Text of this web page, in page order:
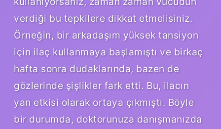
verdiği bu tepkilere dikkat etmelisiniz.
Örneğin, bir arkadaşım yüksek tansiyon
için ilaç kullanmaya başlamıştı ve birkaç
hafta sonra dudaklarında, bazen de
gözlerinde şişlikler fark etti. Bu, ilacın
yan etkisi olarak ortaya çıkmıştı. Böyle
bir durumda, doktorunuza danışmanızda